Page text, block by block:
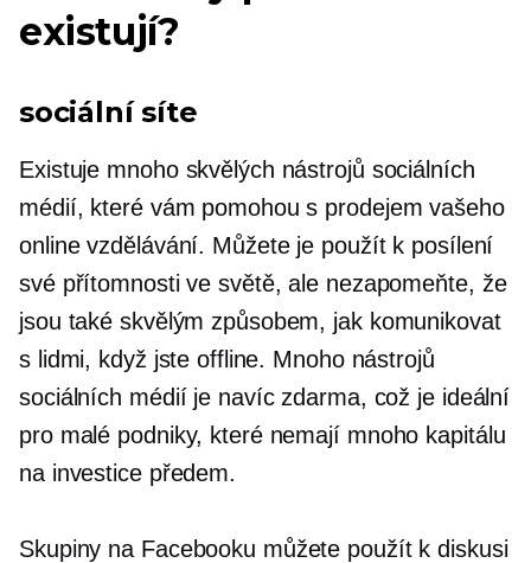
existují?
sociální síte
Existuje mnoho skvělých nástrojů sociálních
médií, které vám pomohou s prodejem vašeho
online vzdělávání. Můžete je použít k posílení
své přítomnosti ve světě, ale nezapomeňte, že
jsou také skvělým způsobem, jak komunikovat
s lidmi, když jste offline. Mnoho nástrojů
sociálních médií je navíc zdarma, což je ideální
pro malé podniky, které nemají mnoho kapitálu
na investice předem.
Skupiny na Facebooku můžete použít k diskusi